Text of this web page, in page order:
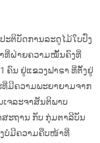
ະຕິບັດການລະດູໄມ້ໃບປົ່ງ
ທີ່ຝ່າຍຄວາມໝັ້ນຄົງທີ່
ຄົນ ຢູ່ແຂວງຟາຣາ ທີ່ຕັ້ງຢູ່
ທີ່ມີຄວາມພະຍາຍາມຈາກ
ຈລະຈາສັນຕິພາບ
ະຖານ ກັບ ກຸ່ມຕາລີບັນ
ບໍ່ມີຄວາມຄືບໜ້າທີ່